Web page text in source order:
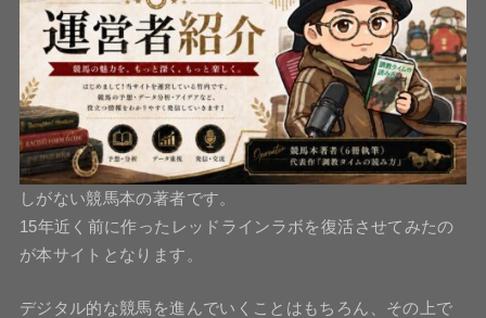
しがない競馬本の著者です。
15年近く前に作ったレッドラインラボを復活させてみたの
が本サイトとなります。
デジタル的な競馬を進んでいくことはもちろん、その上で